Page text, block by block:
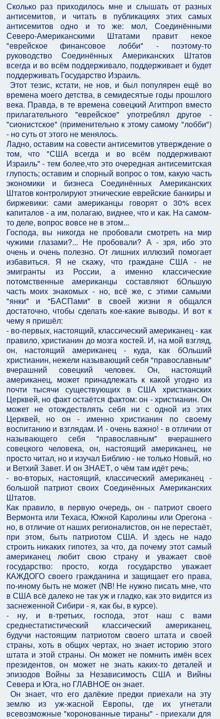
Сколько раз приходилось мне и слышать от разных
антисемитов, и читать в публикациях этих самых
антисемитов одно и то же: мол, Соединёнными
Северо-Американскими Штатами правит некое
"еврейское финансовое лобби" - поэтому-то
руководство Соединённых Американских Штатов
всегда и во всём поддерживало, поддерживает и будет
поддерживать Государство Израиль.
Этот тезис, кстати, не нов, и был популярен ещё во
времена моего детства, в семидесятые годы прошлого
века. Правда, в те времена совецкий Агитпроп вместо
прилагательного "еврейское" употреблял другое -
"сионистское" (применительно к этому самому "лобби")
- но суть от этого не менялось.
Ладно, оставим на совести антисемитов утверждение о
том, что "США всегда и во всём поддерживают
Израиль" - тем более,что это очередная антисемитская
глупость; оставим и спорный вопрос о том, какую часть
экономики и бизнеса Соединённых Американских
Штатов контролируют этнические еврейские банкиры и
биржевики: сами американцы говорят о 30% всех
капиталов - а им, полагаю, виднее, что и как. На самом-
то деле, вопрос вовсе не в этом...
Господа, вы никогда не пробовали смотреть на мир
чужими глазами?... Не пробовали? А - зря, ибо это
очень и очень полезно. От лишних иллюзий помогает
избавиться. Я не скажу, что граждане США - не
эмигранты из России, а именно классические
потомственные американцы составляют бОльшую
часть моих знакомых - но, всё же, с этими самыми
"янки" и "БАСПами" в своей жизни я общался
достаточно, чтобы сделать кое-какие выводы. И вот к
чему я пришёл:
- во-первых, настоящий, классический американец - как
правило, христианин до мозга костей. И, на мой взгляд,
он, настоящий американец - куда, как бОльший
христианин, нежели называющий себя "православным"
вчерашний совецкий человек. Он, настоящий
американец, может принадлежать к какой угодно из
почти тысячи существующих в США христианских
Церквей, но факт остаётся фактом: он - христианин. Он
может не отождествлять себя ни с одной из этих
Церквей, но он - именно христианин по своему
воспитанию и взглядам. И - очень важно! - в отличии от
называющего себя "православным" вчерашнего
совецкого человека, он, настоящий американец, не
просто читал, но и изучал Библию - не только Новый, но
и Ветхий Завет. И он ЗНАЕТ, о чём там идёт речь;
- во-вторых, настоящий, классический американец -
большой патриот своих Соединённых Американских
Штатов.
Как правило, в первую очередь, он - патриот своего
Вермонта или Техаса, Южной Каролины или Орегона -
но, в отличие от наших регионалистов, он не перестаёт,
при этом, быть патриотом США. И здесь не надо
строить никаких гипотез, за что, да почему этот самый
американец любит свою страну и уважает своё
государство: просто, когда государство уважает
КАЖДОГО своего гражданина и защищает его права,
по-иному быть не может (NB! Не нужно писать мне, что
в США всё далеко не так уж и гладко, как это видится из
заснеженной Сибири - я, как бы, в курсе).
- ну, и в-третьих, господа, этот наш с вами
среднестатистический классический американец,
будучи настоящим патриотом своего штата и своей
страны, хоть в общих чертах, но знает историю этого
штата и этой страны. Он может не помнить имён всех
президентов, он может не знать каких-то деталей и
эпизодов Войны за Независимость США и Вийны
Севера и Юга, но ГЛАВНОЕ он знает.
Он знает, что его далёкие предки приехали на эту
землю из уж-жасной Европы, где их угнетали
всевозможные "коронованные тираны" - приехали для